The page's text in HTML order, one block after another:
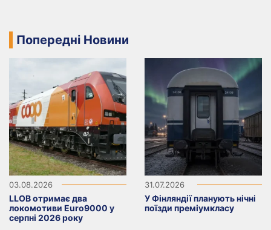
Попередні Новини
03.08.2026
LLOB отримає два
локомотиви Euro9000 у
серпні 2026 року
31.07.2026
У Фінляндії планують нічні
поїзди преміумкласу